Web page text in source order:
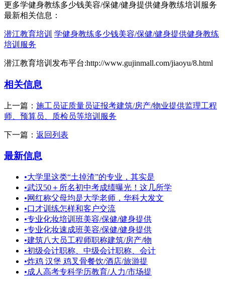
更多学健身教练多少钱美容/保健/健身提供健身教练培训服务
最新相关信息：
潜江教育培训 学健身教练多少钱美容/保健/健身提供健身教练
培训服务
潜江教育培训发布平台:http://www.gujinmall.com/jiaoyu/8.html
相关信息
上一篇： 施工员证质量员证报考建筑/房产/物业提供监理工程
师、预算员、质检员等培训服务
下一篇： 返回列表
最新信息
•大学里这类“土掉渣”的专业，其实是
•武汉50＋所名初中考成绩曝光！这几所学
•网红称父母均是大学老师，华科大发文
•口才训练怎样和客户交流
•专业化妆培训班美容/保健/健身提供
•专业化妆速成班美容/保健/健身提供
•建筑八大员工程师职称建筑/房产/物
•初级会计职称、中级会计职称、会计
•炸鸡 汉堡 鸡叉骨餐饮/酒店/旅游提
•成人高考专科学历教育/人力/市场提